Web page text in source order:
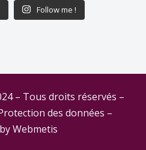
Follow me !
– Tous droits réservés –
des données –
Webmetis